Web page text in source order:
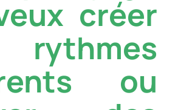
créer
ou